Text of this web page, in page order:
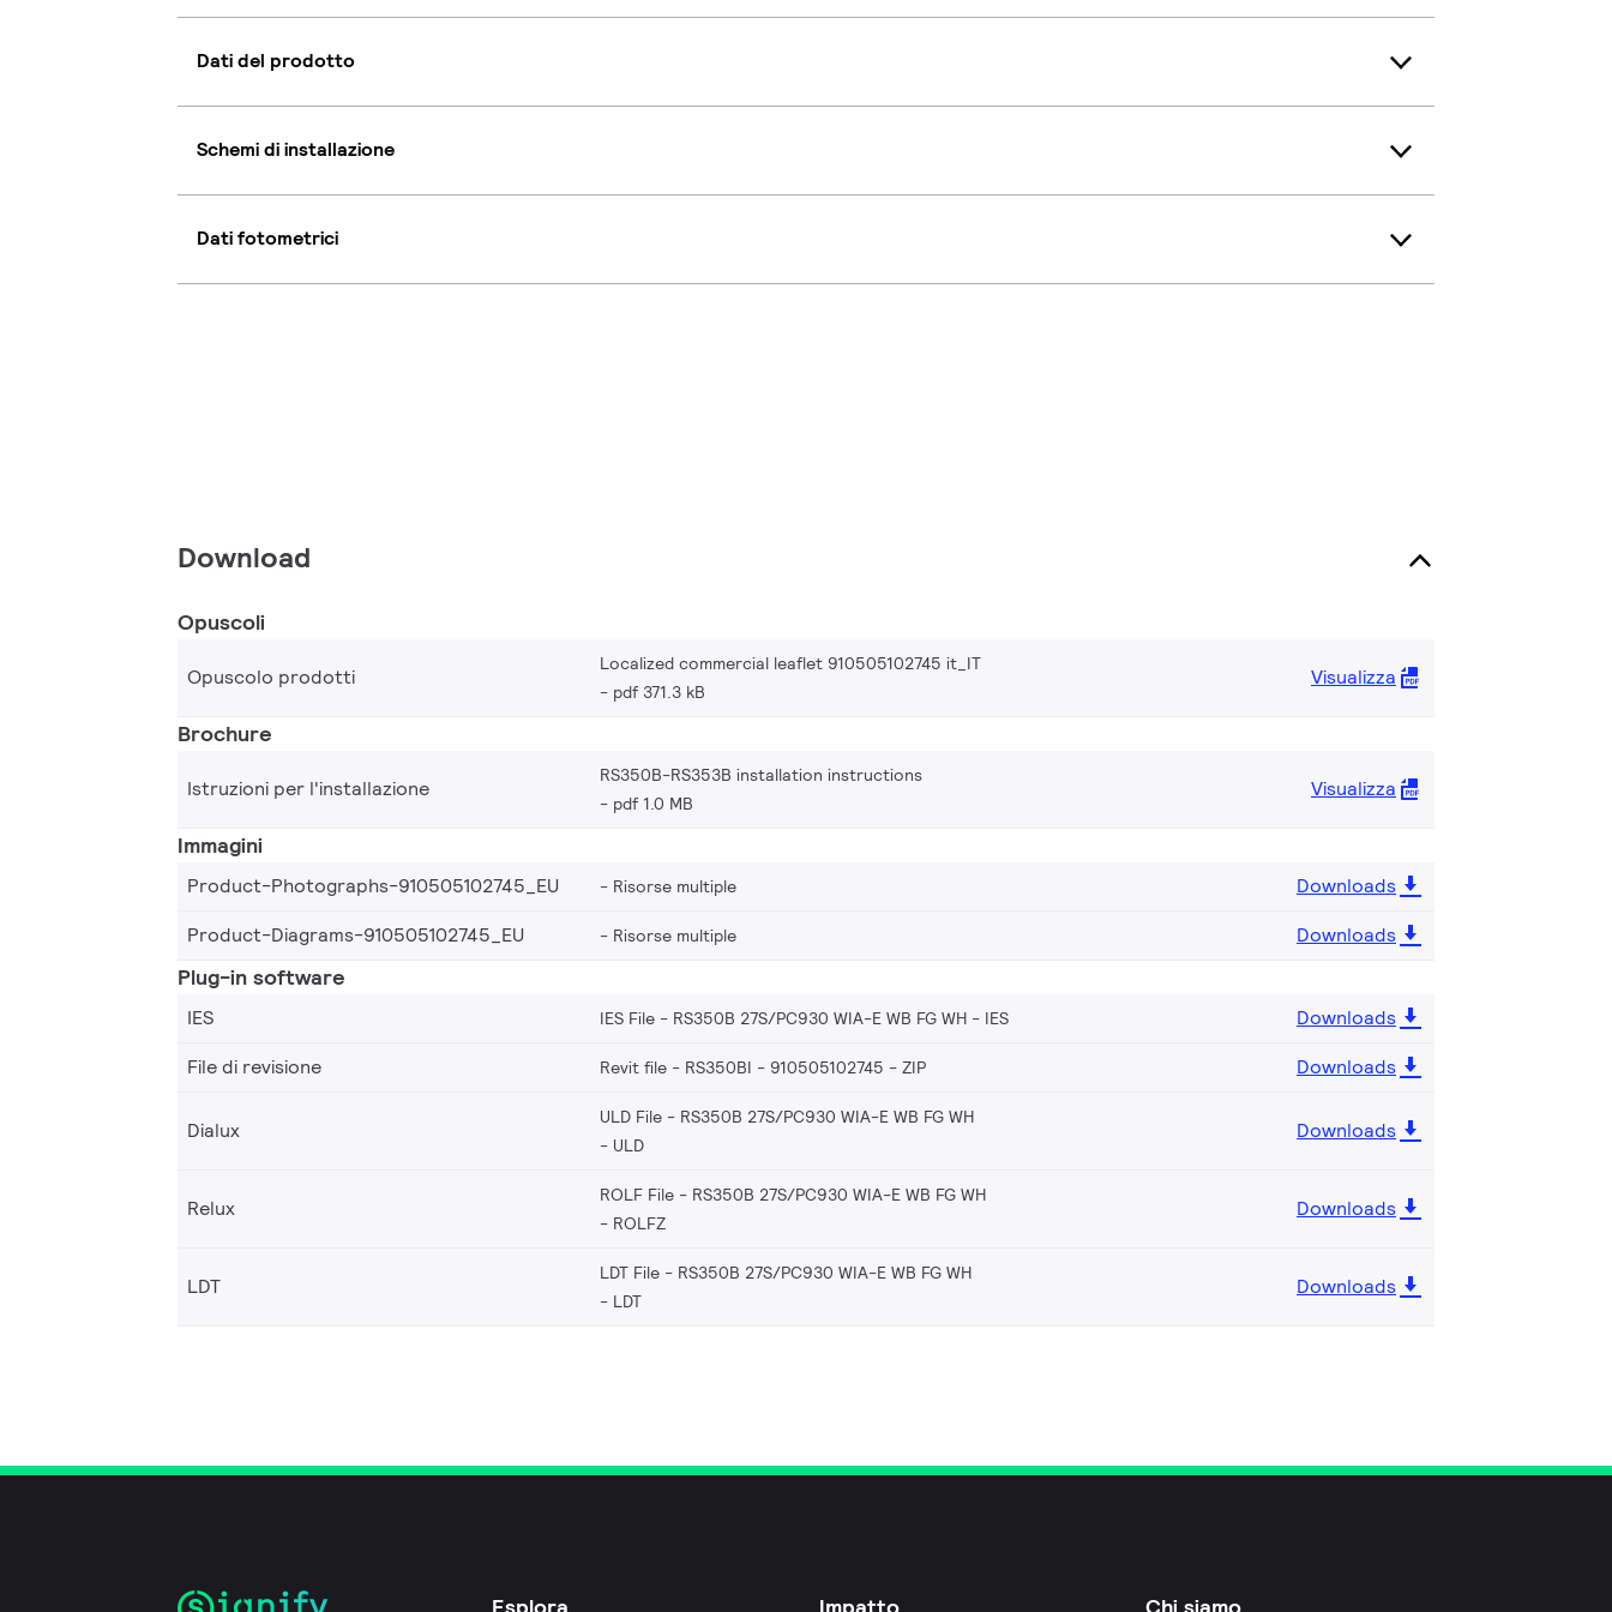
Dati del prodotto
Schemi di installazione
Dati fotometrici
Download
Opuscoli
Opuscolo prodotti
Localized commercial leaflet 910505102745 it_IT
pdf 371.3 kB
Visualizza
Brochure
Istruzioni per l'installazione
RS350B-RS353B installation instructions
pdf 1.0 MB
Visualizza
Immagini
Product-Photographs-910505102745_EU Risorse multiple
Downloads
Product-Diagrams-910505102745_EU
Risorse multiple Downloads
Plug-in software
IES IES File - RS350B 27S/PC930 WIA-E WB FG WH IES
Downloads
File di revisione
Revit file - RS350BI - 910505102745 ZIP Downloads
Dialux
ULD File - RS350B 27S/PC930 WIA-E WB FG WH
ULD
Downloads
Relux
ROLF File - RS350B 27S/PC930 WIA-E WB FG WH
ROLFZ
Downloads
LDT
LDT File - RS350B 27S/PC930 WIA-E WB FG WH
LDT
Downloads